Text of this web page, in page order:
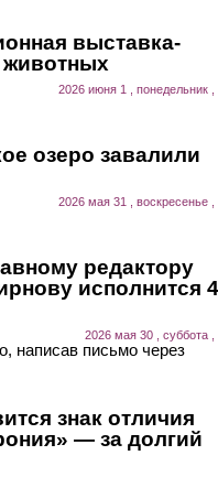
выставка-
2026 июня 1 , понедельник ,
озеро завалили
2026 мая 31 , воскресенье ,
редактору
исполнится
2026 мая 30 , суббота ,
написав письмо через
знак отличия
— за долгий